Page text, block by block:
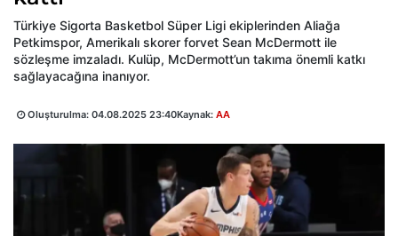
Türkiye Sigorta Basketbol Süper Ligi ekiplerinden Aliağa
Petkimspor, Amerikalı skorer forvet Sean McDermott ile
sözleşme imzaladı. Kulüp, McDermott’un takıma önemli katkı
sağlayacağına inanıyor.
Oluşturulma: 04.08.2025 23:40Kaynak: AA